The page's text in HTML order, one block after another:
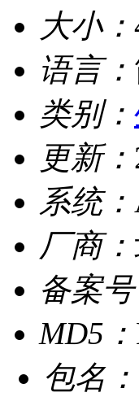
大小：
语言：
类别：
更新：
系统：
厂商：
备案号
MD5：
包名：